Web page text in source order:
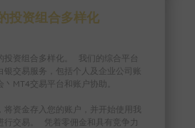
投资组合多样化
投资组合多样化。 我们的综合平台
银交易服务，包括个人及企业公司账
丶MT4交易平台和账户协助。
将资金存入您的账户，并开始使用我
行交易。 凭着零佣金和具有竞争力